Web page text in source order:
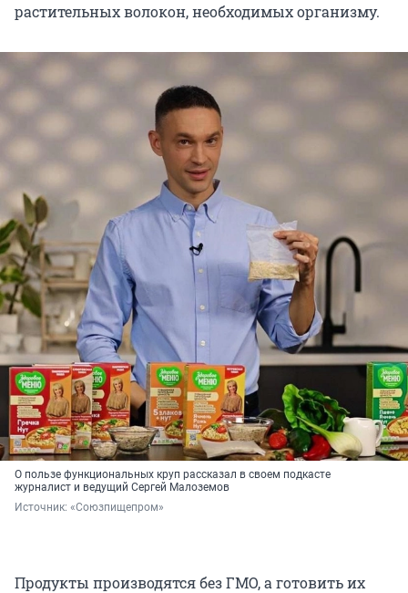
растительных волокон, необходимых организму.
О пользе функциональных круп рассказал в своем подкасте
журналист и ведущий Сергей Малоземов
Источник: «Союзпищепром»
Продукты производятся без ГМО, а готовить их